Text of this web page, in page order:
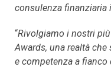
consulenza finanziaria
“Rivolgiamo i nostri
Awards, una realtà
e competenza a